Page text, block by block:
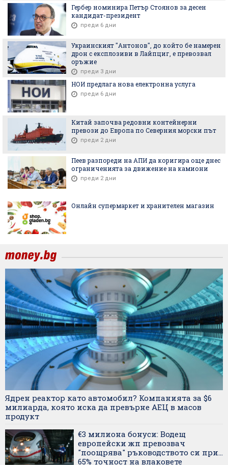
Гербер номинира Петър Стоянов за десен
кандидат-президент
преди 6 дни
Украинският "Антонов", до който бе намерен
дрон с експлозиви в Лайпциг, е превозвал
оръжие
преди 3 дни
НОИ предлага нова електронна услуга
преди 6 дни
Китай започва редовни контейнерни
превози до Европа по Северния морски път
преди 2 дни
Пеев разпореди на АПИ да коригира още днес
ограниченията за движение на камиони
преди 2 дни
Онлайн супермаркет и хранителен магазин
Ядрен реактор като автомобил? Компанията за $6
милиарда, която иска да превърне АЕЦ в масов
продукт
€3 милиона бонуси: Водещ
европейски жп превозвач
"поощрява" ръководството си при...
65% точност на влаковете